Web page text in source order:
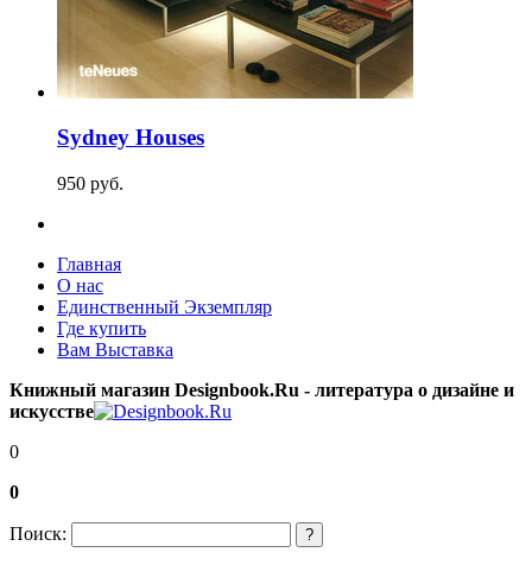
Sydney Houses
950 pуб.
Главная
О нас
Единственный Экземпляр
Где купить
Вам Выставка
Книжный магазин Designbook.Ru - литература о дизайне и
искусстве
0
0
Поиск: ?